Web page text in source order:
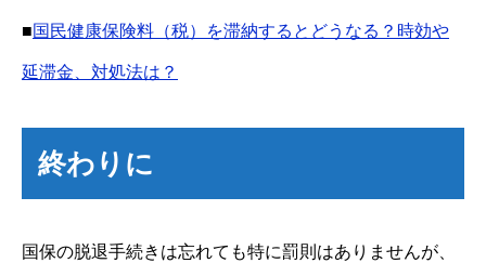
■国民健康保険料（税）を滞納するとどうなる？時効や
延滞金、対処法は？
終わりに
国保の脱退手続きは忘れても特に罰則はありませんが、